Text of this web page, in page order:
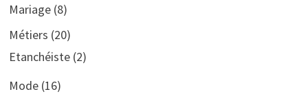
Mariage(8)
Métiers (20)
Etanchéiste(2)
Mode(16)